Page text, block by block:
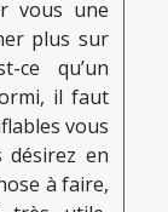
vous une
plus sur
ce qu’un
il faut
vous
en
à faire,